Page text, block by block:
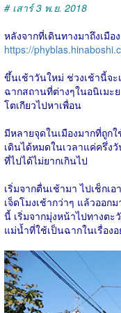
# เสาร์ 3 พ.ย. 2018
หลังจากที่เดินทางมาถึงเมื
https://
ขึ้นเช้าวันใหม่ ช่วงเช้านี้จะ
ฉากสถานที่ต่างๆในอนิเมะ
โตเกียวไปหาเพื่อน
มีหลายจุดในเมืองมากที่ถูก
เดินได้หมดในเวลาแค่ครึ่ง
ที่ไปได้ไม่ยากเกินไป
เริ่มจากตื่นเช้ามา ไปเช็กเ
เจ็ดโมงเช้ากว่าๆ แล้วออก
นี้ เริ่มจากมุ่งหน้าไปทางตะ
แม่น้ำที่ใช้เป็นฉากในเรื่องอ